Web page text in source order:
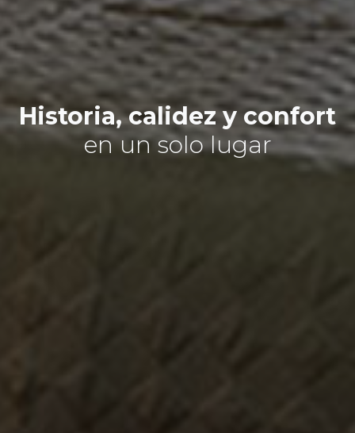
Historia, calidez y confort
en un solo lugar